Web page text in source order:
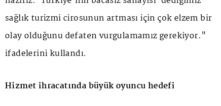
sağlık turizmi cirosunun artması için çok elzem bir
olay olduğunu defaten vurgulamamız gerekiyor."
ifadelerini kullandı.
Hizmet ihracatında büyük oyuncu hedefi